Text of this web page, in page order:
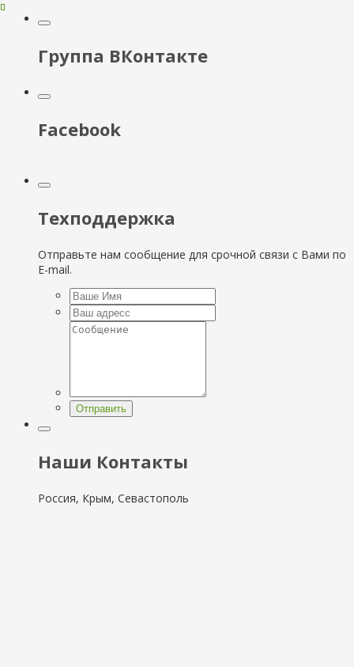
Группа ВКонтакте
Facebook
Техподдержка
Отправьте нам сообщение для срочной связи с Вами по
E-mail.
Отправить
Наши Контакты
Россия, Крым, Севастополь